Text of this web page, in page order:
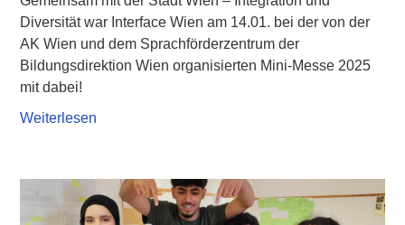
Diversität war Interface Wien am 14.01. bei der von der
AK Wien und dem Sprachförderzentrum der
Bildungsdirektion Wien organisierten Mini-Messe 2025
mit dabei!
Weiterlesen